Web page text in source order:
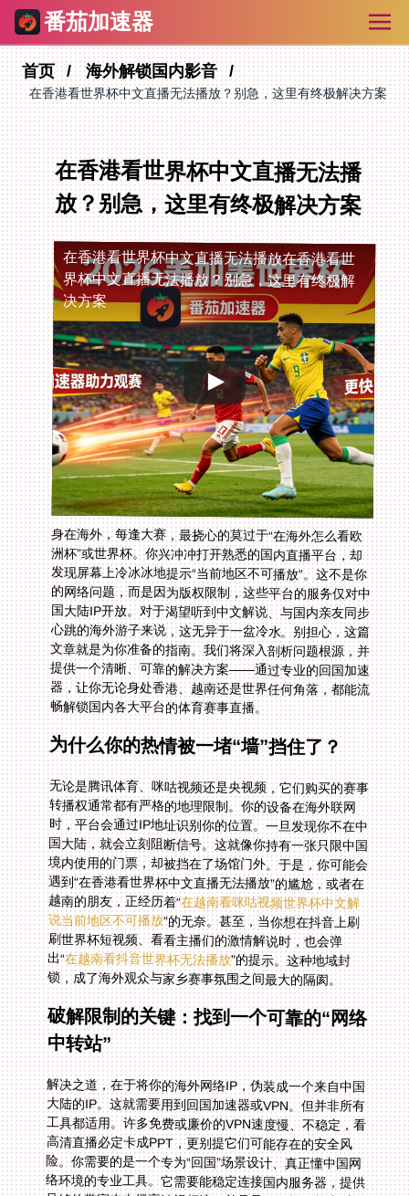
番茄加速器
首页 海外解锁国内影音
在香港看世界杯中文直播无法播放？别急，这里有终极解决方案
在香港看世界杯中文直播无法播
放？别急，这里有终极解决方案
在香港看世界杯中文直播无法播放在香港看世
界杯中文直播无法播放？别急，这里有终极解
决方案
身在海外，每逢大赛，最挠心的莫过于“在海外怎么看欧
洲杯”或世界杯。你兴冲冲打开熟悉的国内直播平台，却
发现屏幕上冷冰冰地提示“当前地区不可播放”。这不是你
的网络问题，而是因为版权限制，这些平台的服务仅对中
国大陆IP开放。对于渴望听到中文解说、与国内亲友同步
心跳的海外游子来说，这无异于一盆冷水。别担心，这篇
文章就是为你准备的指南。我们将深入剖析问题根源，并
提供一个清晰、可靠的解决方案——通过专业的回国加速
器，让你无论身处香港、越南还是世界任何角落，都能流
畅解锁国内各大平台的体育赛事直播。
为什么你的热情被一堵“墙”挡住了？
无论是腾讯体育、咪咕视频还是央视频，它们购买的赛事
转播权通常都有严格的地理限制。你的设备在海外联网
时，平台会通过IP地址识别你的位置。一旦发现你不在中
国大陆，就会立刻阻断信号。这就像你持有一张只限中国
境内使用的门票，却被挡在了场馆门外。于是，你可能会
遇到“在香港看世界杯中文直播无法播放”的尴尬，或者在
越南的朋友，正经历着“在越南看咪咕视频世界杯中文解
说当前地区不可播放”的无奈。甚至，当你想在抖音上刷
刷世界杯短视频、看看主播们的激情解说时，也会弹
出“在越南看抖音世界杯无法播放”的提示。这种地域封
锁，成了海外观众与家乡赛事氛围之间最大的隔阂。
破解限制的关键：找到一个可靠的“网络
中转站”
解决之道，在于将你的海外网络IP，伪装成一个来自中国
大陆的IP。这就需要用到回国加速器或VPN。但并非所有
工具都适用。许多免费或廉价的VPN速度慢、不稳定，看
高清直播必定卡成PPT，更别提它们可能存在的安全风
险。你需要的是一个专为“回国”场景设计、真正懂中国网
络环境的专业工具。它需要能稳定连接国内服务器，提供
足够的带宽来支撑高清视频流，并且足够智能，能应对不